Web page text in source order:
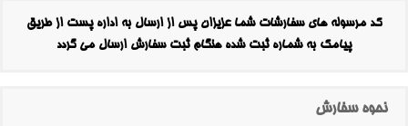
کد مرسوله های سفارشات شما عزیزان پس از ارسال به اداره پست از طریق
پیامک به شماره ثبت شده هنگام ثبت سفارش ارسال می گردد
نحوه سفارش